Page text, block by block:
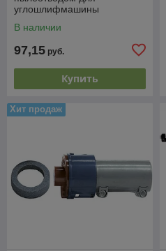
углошлифмашины
В наличии
97,15 руб.
Купить
Хит продаж